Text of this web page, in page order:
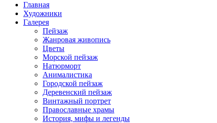
Главная
Художники
Галерея
Пейзаж
Жанровая живопись
Цветы
Морской пейзаж
Натюрморт
Анималистика
Городской пейзаж
Деревенский пейзаж
Винтажный портрет
Православные храмы
История, мифы и легенды